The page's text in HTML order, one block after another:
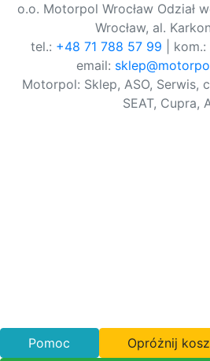
o.o. Motorpol Wrocław Odział
Wrocław, al.
tel.: +48 71 788 57 99 | kom.:
email:
Motorpol: Sklep, ASO, Serwis,
SEAT, Cupra,
Pomoc Opróżnij